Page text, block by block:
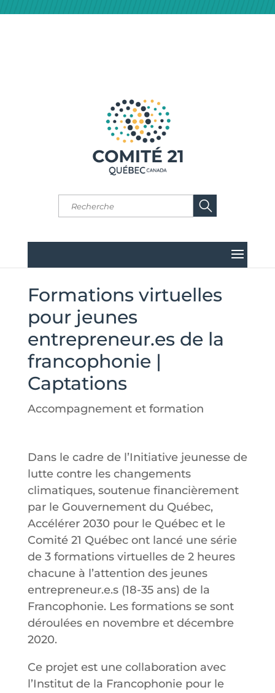
Formations virtuelles
pour jeunes
entrepreneur.es de la
francophonie |
Captations
Accompagnement et formation
Dans le cadre de l’Initiative jeunesse de
lutte contre les changements
climatiques, soutenue financièrement
par le Gouvernement du Québec,
Accélérer 2030 pour le Québec et le
Comité 21 Québec ont lancé une série
de 3 formations virtuelles de 2 heures
chacune à l’attention des jeunes
entrepreneur.e.s (18-35 ans) de la
Francophonie. Les formations se sont
déroulées en novembre et décembre
2020.
Ce projet est une collaboration avec
l’Institut de la Francophonie pour le